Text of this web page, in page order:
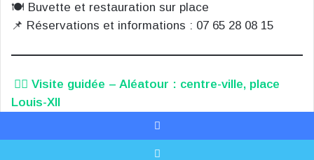
🍽️ Buvette et restauration sur place
📌 Réservations et informations : 07 65 28 08 15
🚶‍♀️Visite guidée – Aléatour : centre-ville, place
Louis-XII
📍 Lieu de départ communiqué à l’inscription, Blois
📅 Dimanche 17 mai 2026
Facebook